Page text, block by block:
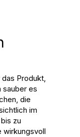
Produkt,
sauber es
die
im
zu
wirkungsvoll